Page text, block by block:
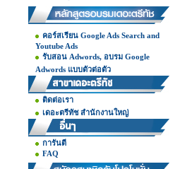
คอร์สเรียน Google Ads Search and
Youtube Ads
รับสอน Adwords, อบรม Google
Adwords แบบตัวต่อตัว
ติดต่อเรา
เดอะตรีทัช สำนักงานใหญ่
การันตี
FAQ